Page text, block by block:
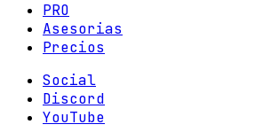
PRO
Asesorias
Precios
Social
Discord
YouTube